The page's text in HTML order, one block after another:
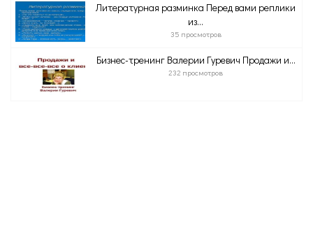
Литературная разминка Перед вами реплики
из...
35 просмотров
Бизнес-тренинг Валерии Гуревич Продажи и...
232 просмотров